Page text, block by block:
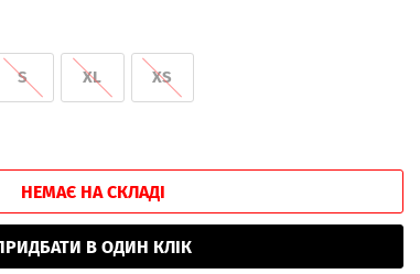
S XL XS
НЕМАЄ НА СКЛАДІ
В ОДИН КЛІК